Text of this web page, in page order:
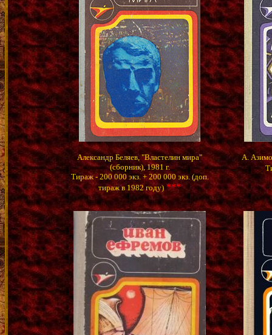
Александр Беляев, "Властелин мира"
(сборник), 1981 г.
Тираж - 200 000 экз. + 200 000 экз. (доп.
тираж в 1982 году) ***
А.